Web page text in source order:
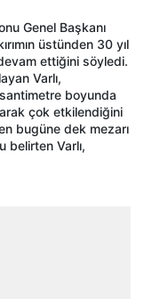
Genel Başkanı
üstünden 30 yıl
ettiğini söyledi.
Varlı,
boyunda
çok etkilendiğini
bugüne dek mezarı
belirten Varlı,